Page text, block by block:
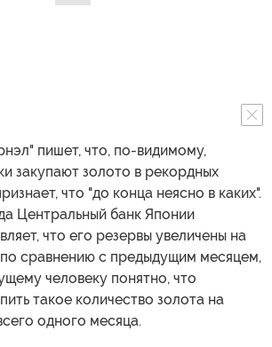
пишет, что, по-видимому,
закупают золото в рекордных
что "до конца неясно в каких".
Центральный банк Японии
что его резервы увеличены на
сравнению с предыдущим месяцем,
человеку понятно, что
такое количество золота на
одного месяца.